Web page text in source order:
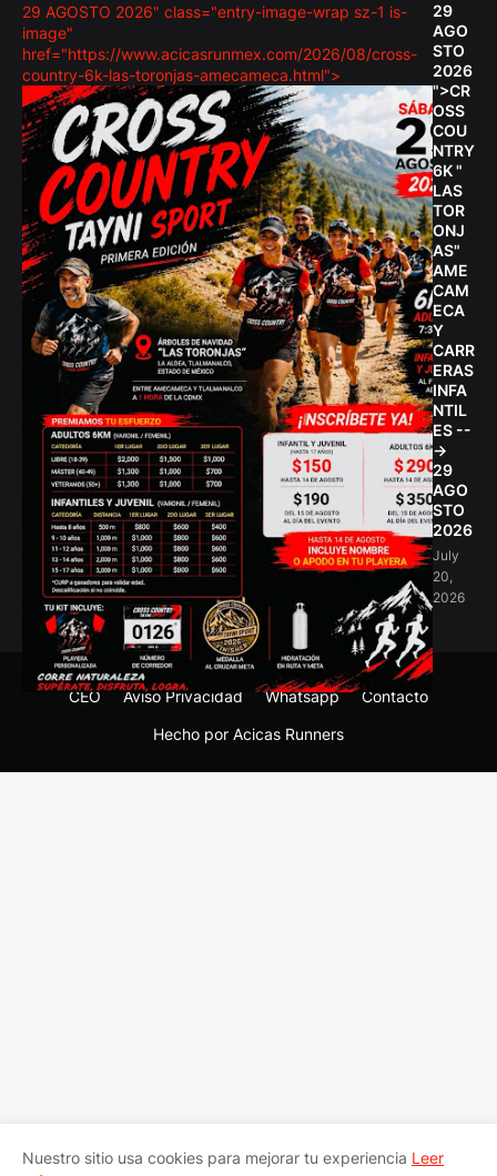
29 AGOSTO 2026" class="entry-image-wrap sz-1 is-
image"
href="https://www.acicasrunmex.com/2026/08/cross-
country-6k-las-toronjas-amecameca.html">
29
AGO
STO
2026
">CR
OSS
COU
NTRY
6K "
LAS
TOR
ONJ
AS"
AME
CAM
ECA
Y
CARR
ERAS
INFA
NTIL
ES --
->
29
AGO
STO
2026
July
20,
2026
Hecho por Acicas Runners
CEO Aviso Privacidad Whatsapp Contacto
Nuestro sitio usa cookies para mejorar tu experiencia Leer